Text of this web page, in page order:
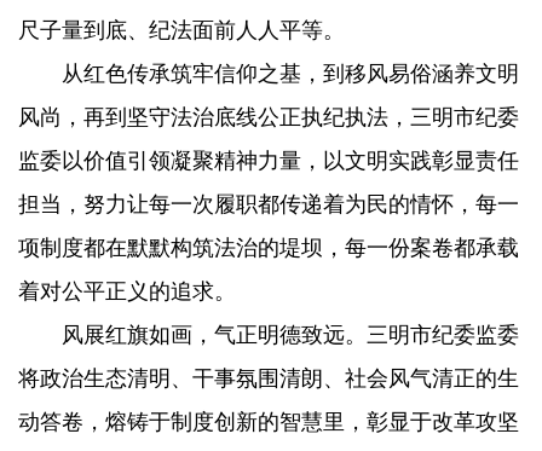
尺子量到底、纪法面前人人平等。
从红色传承筑牢信仰之基，到移风易俗涵养文明
风尚，再到坚守法治底线公正执纪执法，三明市纪委
监委以价值引领凝聚精神力量，以文明实践彰显责任
担当，努力让每一次履职都传递着为民的情怀，每一
项制度都在默默构筑法治的堤坝，每一份案卷都承载
着对公平正义的追求。
风展红旗如画，气正明德致远。三明市纪委监委
将政治生态清明、干事氛围清朗、社会风气清正的生
动答卷，熔铸于制度创新的智慧里，彰显于改革攻坚